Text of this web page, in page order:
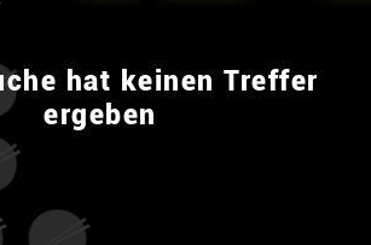
hat keinen Treffer
ergeben